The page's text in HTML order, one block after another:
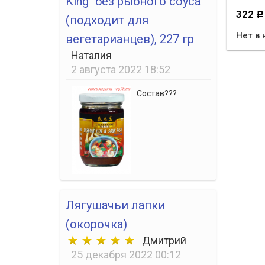
(подходит для
вегетарианцев), 227 гр
Наталия
2 августа 2022 18:52
Состав???
Лягушачьи лапки
(окорочка)
Дмитрий
25 декабря 2022 00:12
322 Р
Нет в